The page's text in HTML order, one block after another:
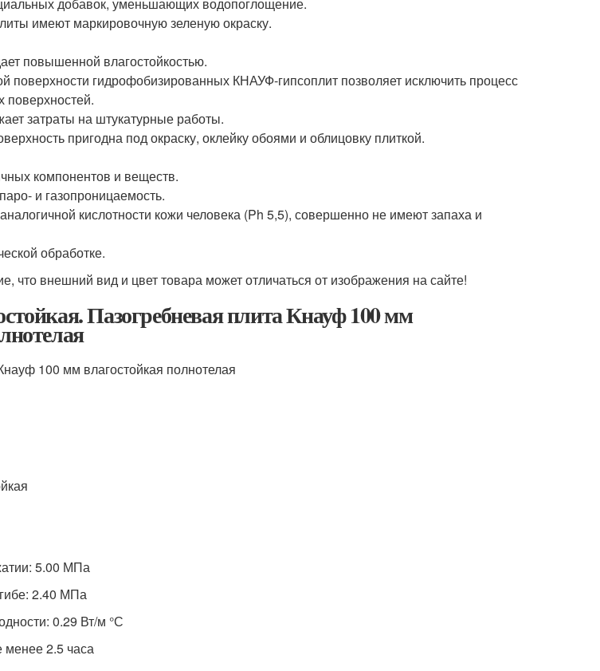
имеют маркировочную зеленую окраску.
повышенной влагостойкостью.
поверхности гидрофобизированных КНАУФ-гипсоплит позволяет исключить процесс
поверхностей.
затраты на штукатурные работы.
пригодна под окраску, оклейку обоями и облицовку плиткой.
компонентов и веществ.
и газопроницаемость.
кислотности кожи человека (Ph 5,5), совершенно не имеют запаха и
обработке.
внешний вид и цвет товара может отличаться от изображения на сайте!
Пазогребневая плита Кнауф 100 мм
100 мм влагостойкая полнотелая
5.00 МПа
2.40 МПа
0.29 Вт/м °С
менее 2.5 часа